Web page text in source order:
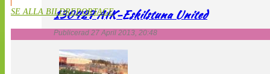
130427 AIK-Eskilstuna United
Publicerad 27 April 2013, 20:48
SE ALLA BILDREPORTAGE